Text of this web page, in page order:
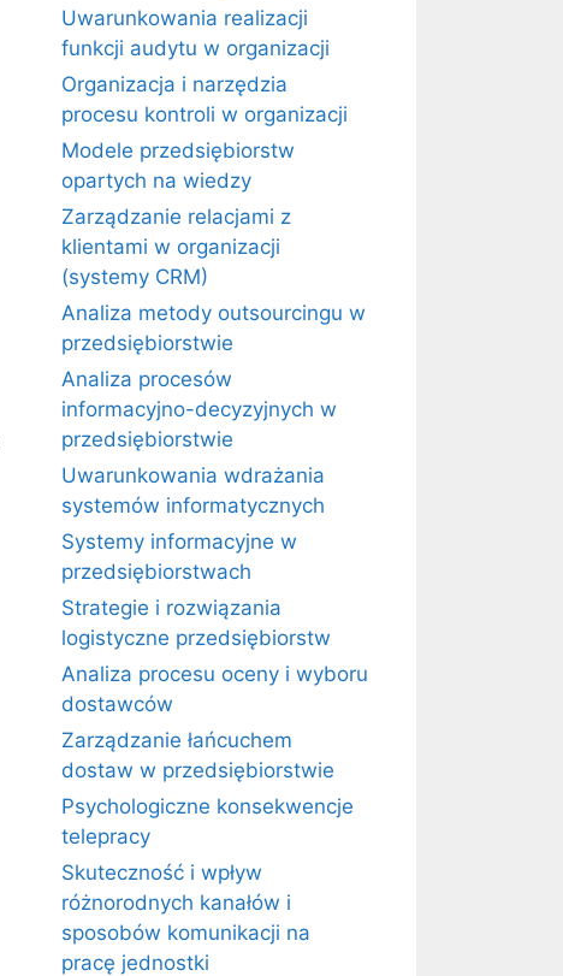
Uwarunkowania realizacji
funkcji audytu w organizacji
Organizacja i narzędzia
procesu kontroli w organizacji
Modele przedsiębiorstw
opartych na wiedzy
Zarządzanie relacjami z
klientami w organizacji
(systemy CRM)
Analiza metody outsourcingu w
przedsiębiorstwie
Analiza procesów
informacyjno-decyzyjnych w
przedsiębiorstwie
Uwarunkowania wdrażania
systemów informatycznych
Systemy informacyjne w
przedsiębiorstwach
Strategie i rozwiązania
logistyczne przedsiębiorstw
Analiza procesu oceny i wyboru
dostawców
Zarządzanie łańcuchem
dostaw w przedsiębiorstwie
Psychologiczne konsekwencje
telepracy
Skuteczność i wpływ
różnorodnych kanałów i
sposobów komunikacji na
pracę jednostki